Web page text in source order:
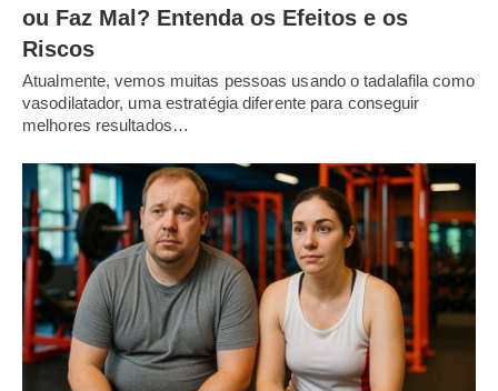
ou Faz Mal? Entenda os Efeitos e os
Riscos
Atualmente, vemos muitas pessoas usando o tadalafila como
vasodilatador, uma estratégia diferente para conseguir
melhores resultados…